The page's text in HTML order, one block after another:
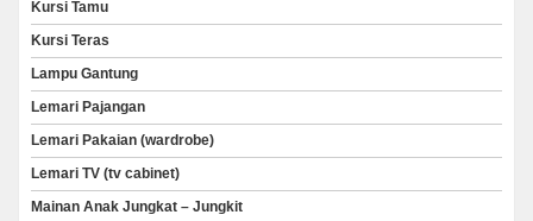
Kursi Tamu
Kursi Teras
Lampu Gantung
Lemari Pajangan
Lemari Pakaian (wardrobe)
Lemari TV (tv cabinet)
Mainan Anak Jungkat – Jungkit